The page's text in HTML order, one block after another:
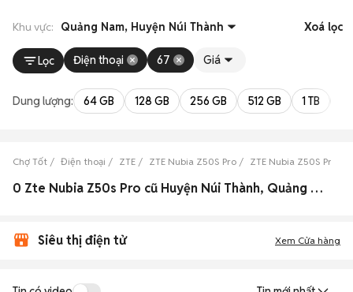
Khu vực: Quảng Nam, Huyện Núi Thành Xoá lọc
Lọc Điện thoại 67 Giá
Dung lượng: 64 GB 128 GB 256 GB 512 GB 1 TB
Chợ Tốt Điện thoại ZTE ZTE Nubia Z50S Pro ZTE Nubia Z50S Pro
0 Zte Nubia Z50s Pro cũ Huyện Núi Thành, Quảng Nam đẹp
Siêu thị điện tử Xem Cửa hàng